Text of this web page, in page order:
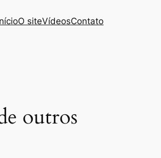
O siteVídeosContato
outros